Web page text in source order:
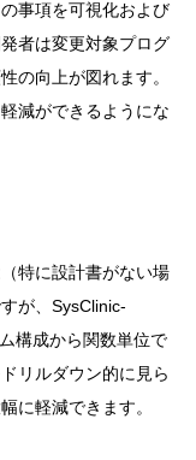
事項を可視化および
者は変更対象プログ
の向上が図れます。
減ができるようにな
特に設計書がない場
が、SysClinic-
構成から関数単位で
リルダウン的に見ら
に軽減できます。